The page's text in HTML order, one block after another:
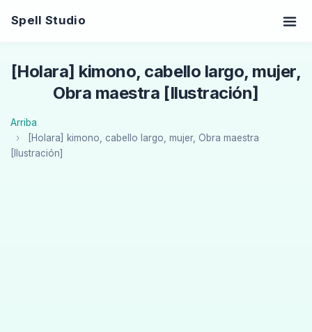
Spell Studio
[Holara] kimono, cabello largo, mujer,
Obra maestra [Ilustración]
Arriba
[Holara] kimono, cabello largo, mujer, Obra maestra
[Ilustración]